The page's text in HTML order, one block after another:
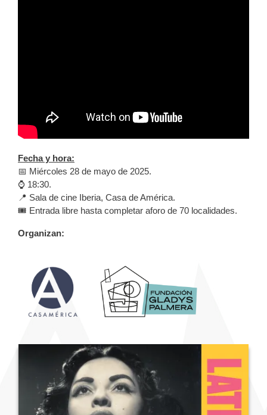
Fecha y hora:
📅 Miércoles 28 de mayo de 2025.
⌚️ 18:30.
📍 Sala de cine Iberia, Casa de América.
🎟️ Entrada libre hasta completar aforo de 70 localidades.
Organizan: